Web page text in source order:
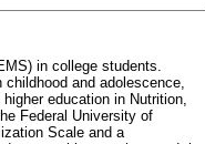
in college students.
and adolescence,
education in Nutrition,
Federal University of
Scale and a